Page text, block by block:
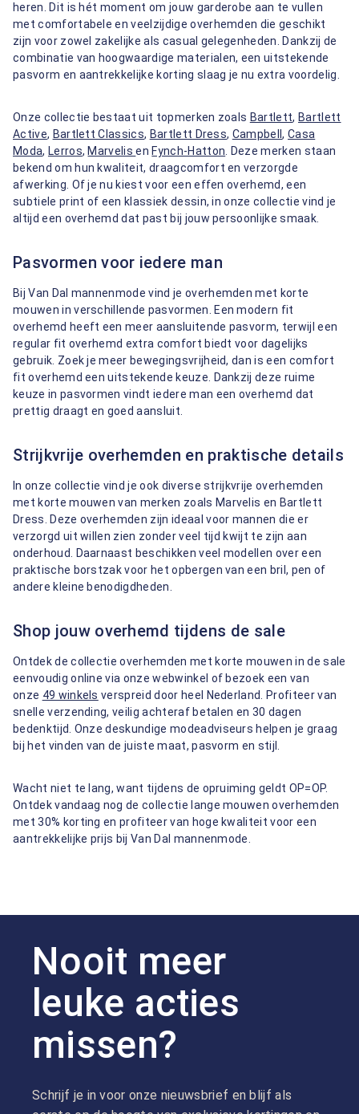
heren. Dit is hét moment om jouw garderobe aan te vullen
met comfortabele en veelzijdige overhemden die geschikt
zijn voor zowel zakelijke als casual gelegenheden. Dankzij de
combinatie van hoogwaardige materialen, een uitstekende
pasvorm en aantrekkelijke korting slaag je nu extra voordelig.
Onze collectie bestaat uit topmerken zoals Bartlett, Bartlett
Active, Bartlett Classics, Bartlett Dress, Campbell, Casa
Moda, Lerros, Marvelisen Fynch-Hatton . Deze merken staan
bekend om hun kwaliteit, draagcomfort en verzorgde
afwerking. Of je nu kiest voor een effen overhemd, een
subtiele print of een klassiek dessin, in onze collectie vind je
altijd een overhemd dat past bij jouw persoonlijke smaak.
Pasvormen voor iedere man
Bij Van Dal mannenmode vind je overhemden met korte
mouwen in verschillende pasvormen. Een modern fit
overhemd heeft een meer aansluitende pasvorm, terwijl een
regular fit overhemd extra comfort biedt voor dagelijks
gebruik. Zoek je meer bewegingsvrijheid, dan is een comfort
fit overhemd een uitstekende keuze. Dankzij deze ruime
keuze in pasvormen vindt iedere man een overhemd dat
prettig draagt en goed aansluit.
Strijkvrije overhemden en praktische details
In onze collectie vind je ook diverse strijkvrije overhemden
met korte mouwen van merken zoals Marvelis en Bartlett
Dress. Deze overhemden zijn ideaal voor mannen die er
verzorgd uit willen zien zonder veel tijd kwijt te zijn aan
onderhoud. Daarnaast beschikken veel modellen over een
praktische borstzak voor het opbergen van een bril, pen of
andere kleine benodigdheden.
Shop jouw overhemd tijdens de sale
Ontdek de collectie overhemden met korte mouwen in de sale
eenvoudig online via onze webwinkel of bezoek een van
onze 49 winkels verspreid door heel Nederland. Profiteer van
snelle verzending, veilig achteraf betalen en 30 dagen
bedenktijd. Onze deskundige modeadviseurs helpen je graag
bij het vinden van de juiste maat, pasvorm en stijl.
Wacht niet te lang, want tijdens de opruiming geldt OP=OP.
Ontdek vandaag nog de collectie lange mouwen overhemden
met 30% korting en profiteer van hoge kwaliteit voor een
aantrekkelijke prijs bij Van Dal mannenmode.
Nooit meer
leuke acties
missen?
Schrijf je in voor onze nieuwsbrief en blijf als